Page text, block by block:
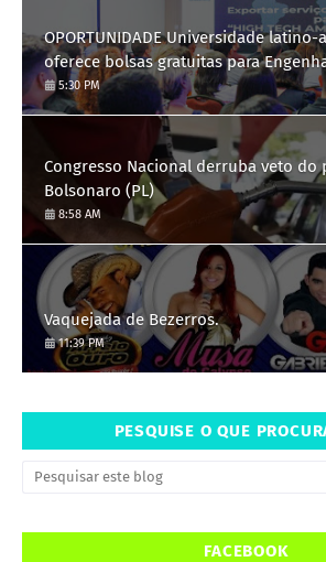
OPORTUNIDADE Universidade latino-
oferece bolsas gratuitas para
saiba como se candidatar
5:30 PM
Congresso Nacional derruba veto do
Bolsonaro (PL)
8:58 AM
Vaquejada de Bezerros.
11:39 PM
PESQUISE O QUE
FACEBOOK